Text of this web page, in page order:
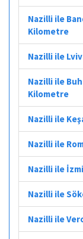
Nazilli ile
Kilometre
Nazilli ile
Nazilli ile
Kilometre
Nazilli ile
Nazilli ile
Nazilli ile
Nazilli ile
Nazilli ile